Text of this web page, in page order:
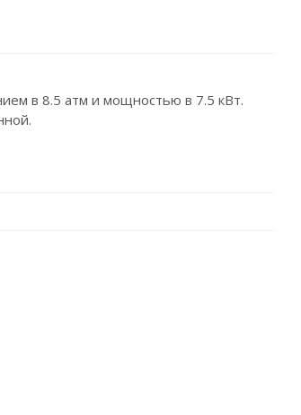
в 8.5 атм и мощностью в 7.5 кВт.